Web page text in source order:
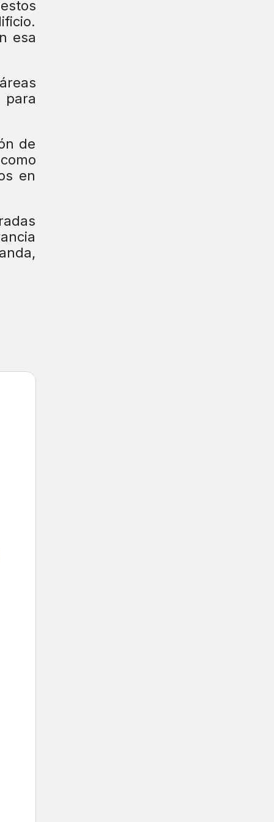
esa
para
de
en